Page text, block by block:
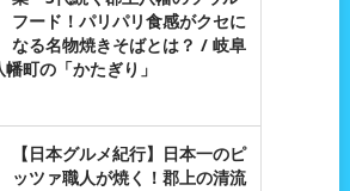
フード！パリパリ食感がクセに
なる名物焼きそばとは？ / 岐阜
町の「かたぎり」
【日本グルメ紀行】日本一のピ
ッツァ職人が焼く！郡上の清流